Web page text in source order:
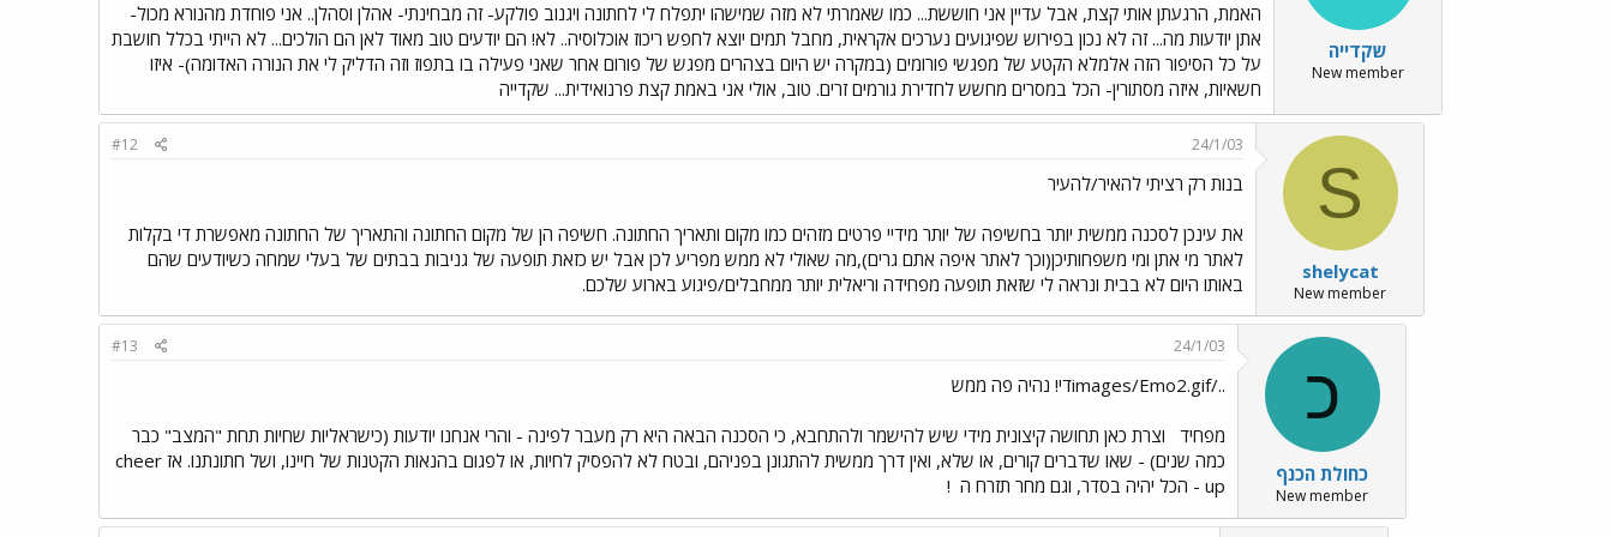
שקדייה
New member
האמת, הרגעתן אותי קצת, אבל עדיין אני חוששת... כמו שאמרתי לא מזה שמישהו יתפלח לי לחתונה ויגנוב פולקע- זה מבחינתי- אהלן וסהלן.. אני פוחדת מהנורא מכול-
אתן יודעות מה... זה לא נכון בפירוש שפיגועים נערכים אקראית, מחבל תמים יוצא לחפש ריכוז אוכלוסיה.. לא! הם יודעים טוב מאוד לאן הם הולכים... לא הייתי בכלל חושבת
על כל הסיפור הזה אלמלא הקטע של מפגשי פורומים (במקרה יש היום בצהרים מפגש של פורום אחר שאני פעילה בו בתפוז וזה הדליק לי את הנורה האדומה)- איזו
חשאיות, איזה מסתורין- הכל במסרים מחשש לחדירת גורמים זרים. טוב, אולי אני באמת קצת פרנואידית... שקדייה
S
shelycat
New member
24/1/03
#12
בנות רק רציתי להאיר/להעיר
את עינכן לסכנה ממשית יותר בחשיפה של יותר מידיי פרטים מזהים כמו מקום ותאריך החתונה. חשיפה הן של מקום החתונה והתאריך של החתונה מאפשרת די בקלות
לאתר מי אתן ומי משפחותיכן(וכך לאתר איפה אתם גרים),מה שאולי לא ממש מפריע לכן אבל יש כזאת תופעה של גניבות בבתים של בעלי שמחה כשיודעים שהם
באותו היום לא בבית ונראה לי שזאת תופעה מפחידה וריאלית יותר ממחבלים/פיגוע בארוע שלכם.
כ
כחולת הכנף
New member
24/1/03
#13
../images/Emo2.gifדי! נהיה פה ממש
מפחיד
וצרת כאן תחושה קיצונית מידי שיש להישמר ולהתחבא, כי הסכנה הבאה היא רק מעבר לפינה - והרי אנחנו יודעות (כישראליות שחיות תחת "המצב" כבר
כמה שנים) - שאו שדברים קורים, או שלא, ואין דרך ממשית להתגונן בפניהם, ובטח לא להפסיק לחיות, או לפגום בהנאות הקטנות של חיינו, ושל חתונתנו. אז cheer
up - הכל יהיה בסדר, וגם מחר תזרח ה
!